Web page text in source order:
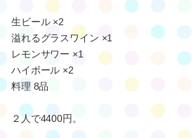
ちょいちょいいろいろ食べたい私には超適
安いから味に期待しないものだけど、安
『溢れるグラスワイン』が気になって頼
ラスワインだった(笑)